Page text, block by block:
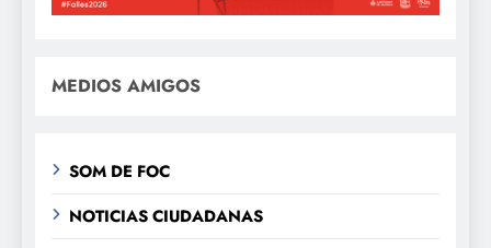
MEDIOS AMIGOS
SOM DE FOC
NOTICIAS CIUDADANAS